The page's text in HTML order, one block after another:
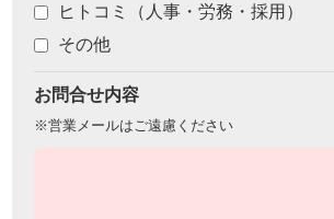
ヒトコミ（人事・労務・採用）
その他
お問合せ内容
※営業メールはご遠慮ください